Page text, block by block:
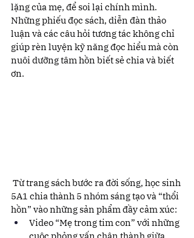
lặng của mẹ, để soi lại chính mình.
Những phiếu đọc sách, diễn đàn thảo
luận và các câu hỏi tương tác không chỉ
giúp rèn luyện kỹ năng đọc hiểu mà còn
nuôi dưỡng tâm hồn biết sẻ chia và biết
ơn.
Từ trang sách bước ra đời sống, học sinh
5A1 chia thành 5 nhóm sáng tạo và “thổi
hồn” vào những sản phẩm đầy cảm xúc:
Video “Mẹ trong tim con” với những